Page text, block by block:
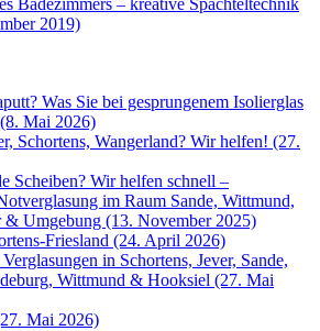
Badezimmers – kreative Spachteltechnik
2019)
Was Sie bei gesprungenem Isolierglas
Mai 2026)
Schortens, Wangerland? Wir helfen! (27.
Scheiben? Wir helfen schnell –
im Raum Sande, Wittmund,
& Umgebung (13. November 2025)
Friesland (24. April 2026)
in Schortens, Jever, Sande,
Wittmund & Hooksiel (27. Mai
Mai 2026)